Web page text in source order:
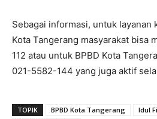
Sebagai informasi, untuk layanan
Kota Tangerang masyarakat bisa
112 atau untuk BPBD Kota
021-5582-144 yang juga aktif
TOPIK BPBD Kota Tangerang Idul